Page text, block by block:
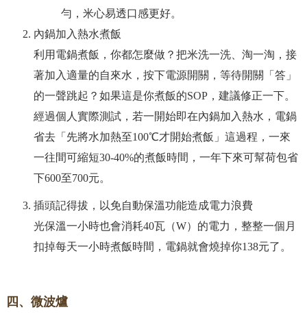
勻，米心易透口感更好。
內鍋加入熱水煮飯
利用電鍋煮飯，你都怎麼做？把米洗一洗、淘一淘，接
著加入適量的自來水，按下電源開關，等待開關「答」
的一聲跳起？如果這是你煮飯的SOP，建議修正一下。
經過個人實際測試，若一開始即在內鍋加入熱水，電鍋
省去「先將水加熱至100℃才開始煮飯」這過程，一來
一往間可縮短30-40%的煮飯時間，一年下來可幫荷包省
下600至700元。
插頭記得拔，以免自動保溫功能造成電力浪費
光保溫一小時也會消耗40瓦（W）的電力，整整一個月
扣掉每天一小時煮飯時間，電鍋就會燒掉你138元了。
四、微波爐